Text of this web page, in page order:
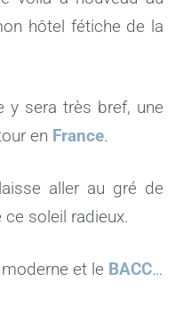
hôtel fétiche de la
y sera très bref, une
en France.
aller au gré de
soleil radieux.
et le BACC…